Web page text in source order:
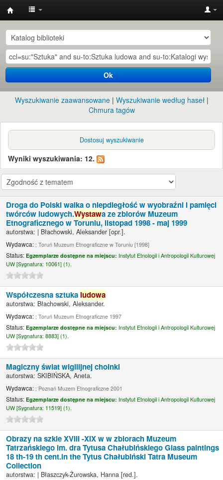
Instytut
Etnologii
i
Antropologii
Kulturowej
UW
Ok
Wyszukiwanie zaawansowane
Wyszukiwanie według haseł
Chmura tagów
Dostosuj wyszukiwanie
Wyniki wyszukiwania: 12.
Droga do Polski walka o niepdległość w wyobraźni i pamięci
twórców ludowych.Wystawa ze zbiorów Muzeum
Etnograficznego w Toruniu, listopad 1998 - maj 1999
autorstwa: | Błachowski, Aleksander [opr.].
Wydawca: ; Toruń Muzeum Etnograficzne w Toruniu [1998]
Status:Egzemplarze dostępne na miejscu: Instytut Etnologii i Antropologii Kulturowej
UW [Sygnatura: 10061] (1).
Współczesna sztuka ludowa
autorstwa: Błachowski, Aleksander.
Wydawca: ; Toruń Muzeum Etnograficzne 1997
Status:Egzemplarze dostępne na miejscu: Instytut Etnologii i Antropologii Kulturowej
UW [Sygnatura:8883] (1).
Magiczny świat wigilijnej choinki
autorstwa:SKIBIŃSKA, Aneta.
Wydawca: ; Poznań Muzem Etnograficzne 2001
Status:Egzemplarze dostępne na miejscu: Instytut Etnologii i Antropologii Kulturowej
UW [Sygnatura: 11519] (1).
Obrazy na szkle XVIII -XIX w w zbiorach Muzeum
Tatrzańskiego im. dra Tytusa Chałubińskiego Glass paintings
18 th-19 th cent.in the Tytus Chałubiński Tatra Museum
Collection
autorstwa: | Błaszczyk-Żurowska, Hanna [red.].